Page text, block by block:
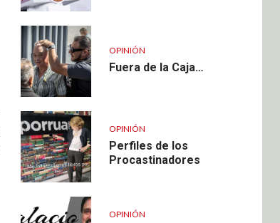
OPINIÓN
Fuera de la Caja…
OPINIÓN
Perfiles de los
Procastinadores
OPINIÓN